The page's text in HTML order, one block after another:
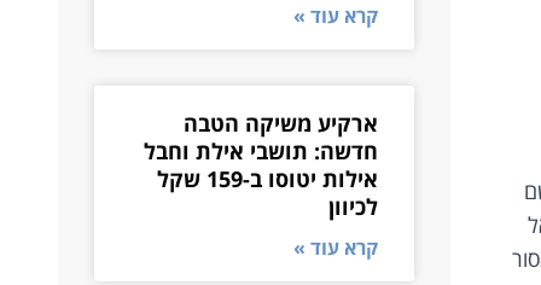
קרא עוד »
ארקיע משיקה הטבה
חדשה: תושבי אילת וחבל
אילות יטוסו ב-159 שקל
לכיוון
קרא עוד »